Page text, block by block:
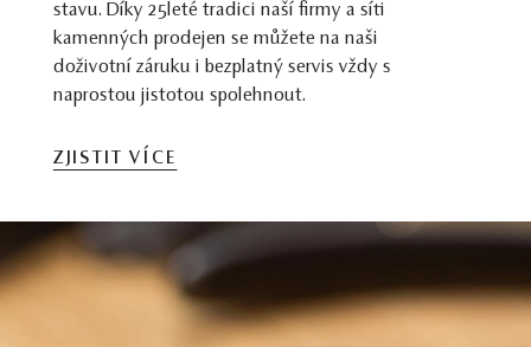
stavu. Díky 25leté tradici naší firmy a síti
kamenných prodejen se můžete na naši
doživotní záruku i bezplatný servis vždy s
naprostou jistotou spolehnout.
ZJISTIT VÍCE